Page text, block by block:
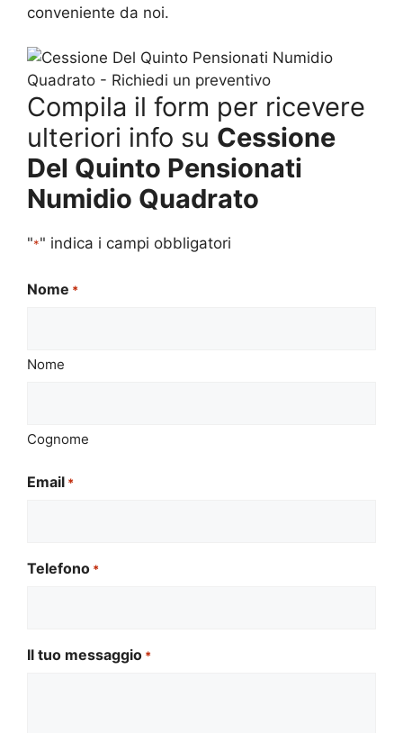
conveniente da noi.
Compila il form per ricevere
ulteriori info su Cessione
Del Quinto Pensionati
Numidio Quadrato
"*" indica i campi obbligatori
Nome *
Nome
Cognome
Email *
Telefono *
Il tuo messaggio *